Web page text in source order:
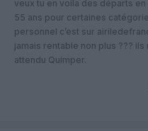
veux tu en voila des départs
55 ans pour certaines
personnel c’est sur
jamais rentable non plus ??? ils
attendu Quimper.